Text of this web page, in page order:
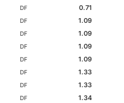
DF
0.71
DF
1.09
DF
1.09
DF
1.09
DF
1.09
DF
1.33
DF
1.33
DF
1.34